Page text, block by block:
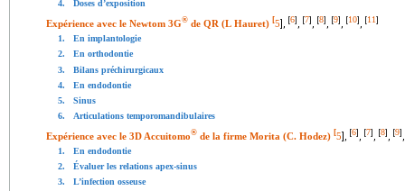
4.
Doses d’exposition
Expérience avec le Newtom 3G® de QR (L Hauret) [5 ], [6] , [7] , [8] , [9] , [10] , [11]
1.
En implantologie
2.
En orthodontie
3.
Bilans préchirurgicaux
4.
En endodontie
5.
Sinus
6.
Articulations temporomandibulaires
Expérience avec le 3D Accuitomo® de la firme Morita (C. Hodez) [5], [6] , [7] , [8] , [9] ,
1.
En endodontie
2.
Évaluer les relations apex-sinus
3.
L’infection osseuse